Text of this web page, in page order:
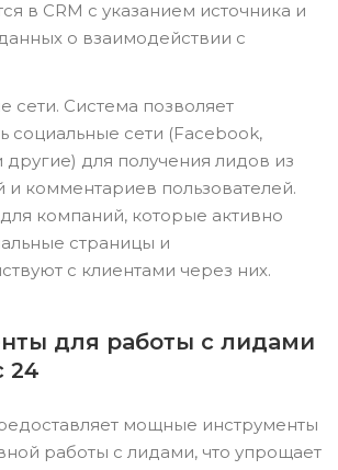
в CRM с указанием источника и
о взаимодействии с
сети. Система позволяет
социальные сети (Facebook,
другие) для получения лидов из
комментариев пользователей.
компаний, которые активно
страницы и
с клиентами через них.
для работы с лидами
24
мощные инструменты
работы с лидами, что упрощает